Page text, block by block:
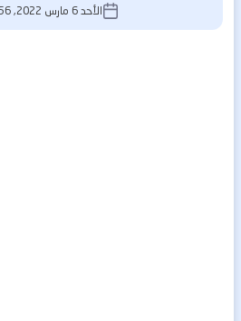
الأحد 6 مارس 2022, 10:56 صباحًا